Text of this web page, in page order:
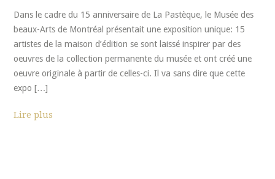
Dans le cadre du 15 anniversaire de La Pastèque, le Musée des
beaux-Arts de Montréal présentait une exposition unique: 15
artistes de la maison d’édition se sont laissé inspirer par des
oeuvres de la collection permanente du musée et ont créé une
oeuvre originale à partir de celles-ci. Il va sans dire que cette
expo […]
Lire plus